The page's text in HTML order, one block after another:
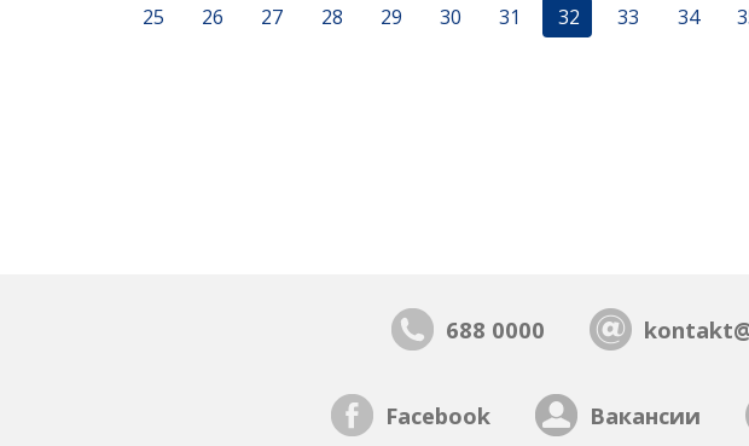
25
26 27 28 29 30 31 32 33 34
688 0000
Facebook Вакансии